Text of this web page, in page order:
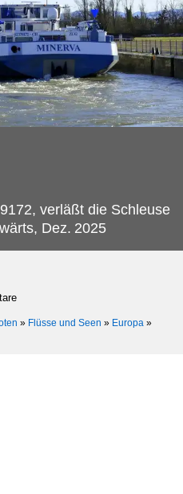
verläßt die Schleuse
Dez. 2025
» Flüsse und Seen » Europa »